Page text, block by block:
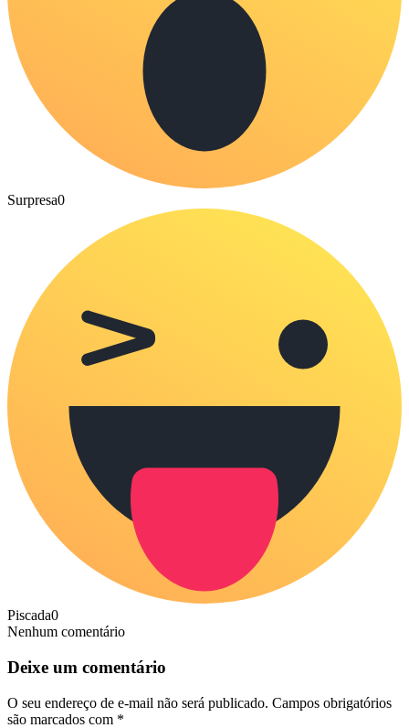
Surpresa0
Piscada0
Nenhum comentário
Deixe um comentário
O seu endereço de e-mail não será publicado. Campos obrigatórios
são marcados com *